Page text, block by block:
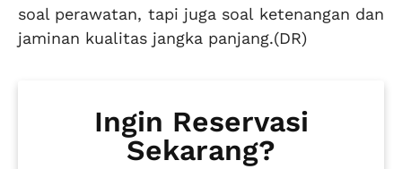
soal perawatan, tapi juga soal ketenangan dan
jaminan kualitas jangka panjang.(DR)
Ingin Reservasi
Sekarang?